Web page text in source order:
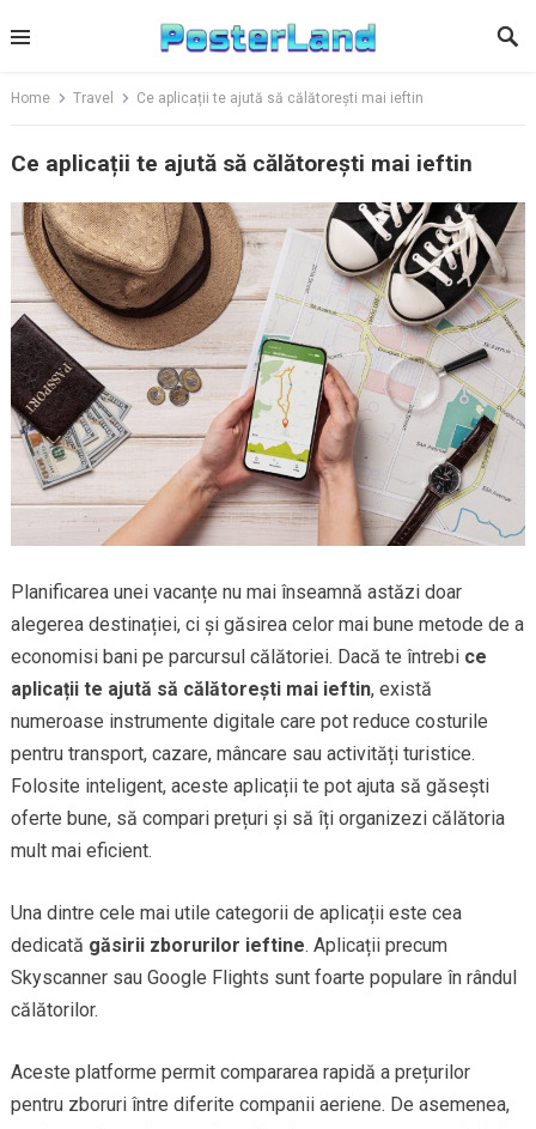
to
Home Travel Ce aplicații te ajută să călătorești mai ieftin
Ce aplicații te ajută să călătorești mai ieftin
Planificarea unei vacanțe nu mai înseamnă astăzi doar
alegerea destinației, ci și găsirea celor mai bune metode de a
economisi bani pe parcursul călătoriei. Dacă te întrebi ce
aplicații te ajută să călătorești mai ieftin, există
numeroase instrumente digitale care pot reduce costurile
pentru transport, cazare, mâncare sau activități turistice.
Folosite inteligent, aceste aplicații te pot ajuta să găsești
oferte bune, să compari prețuri și să îți organizezi călătoria
mult mai eficient.
Una dintre cele mai utile categorii de aplicații este cea
dedicată găsirii zborurilor ieftine. Aplicații precum
Skyscanner sau Google Flights sunt foarte populare în rândul
călătorilor.
Aceste platforme permit compararea rapidă a prețurilor
pentru zboruri între diferite companii aeriene. De asemenea,